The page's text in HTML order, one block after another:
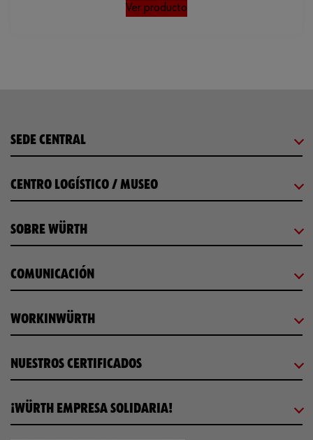
Ver producto
SEDE CENTRAL
CENTRO LOGÍSTICO / MUSEO
SOBRE WÜRTH
COMUNICACIÓN
WORKINWÜRTH
NUESTROS CERTIFICADOS
¡WÜRTH EMPRESA SOLIDARIA!